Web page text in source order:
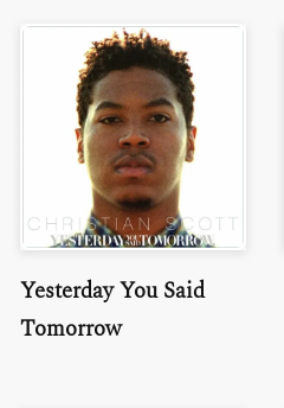
Yesterday You Said
Tomorrow